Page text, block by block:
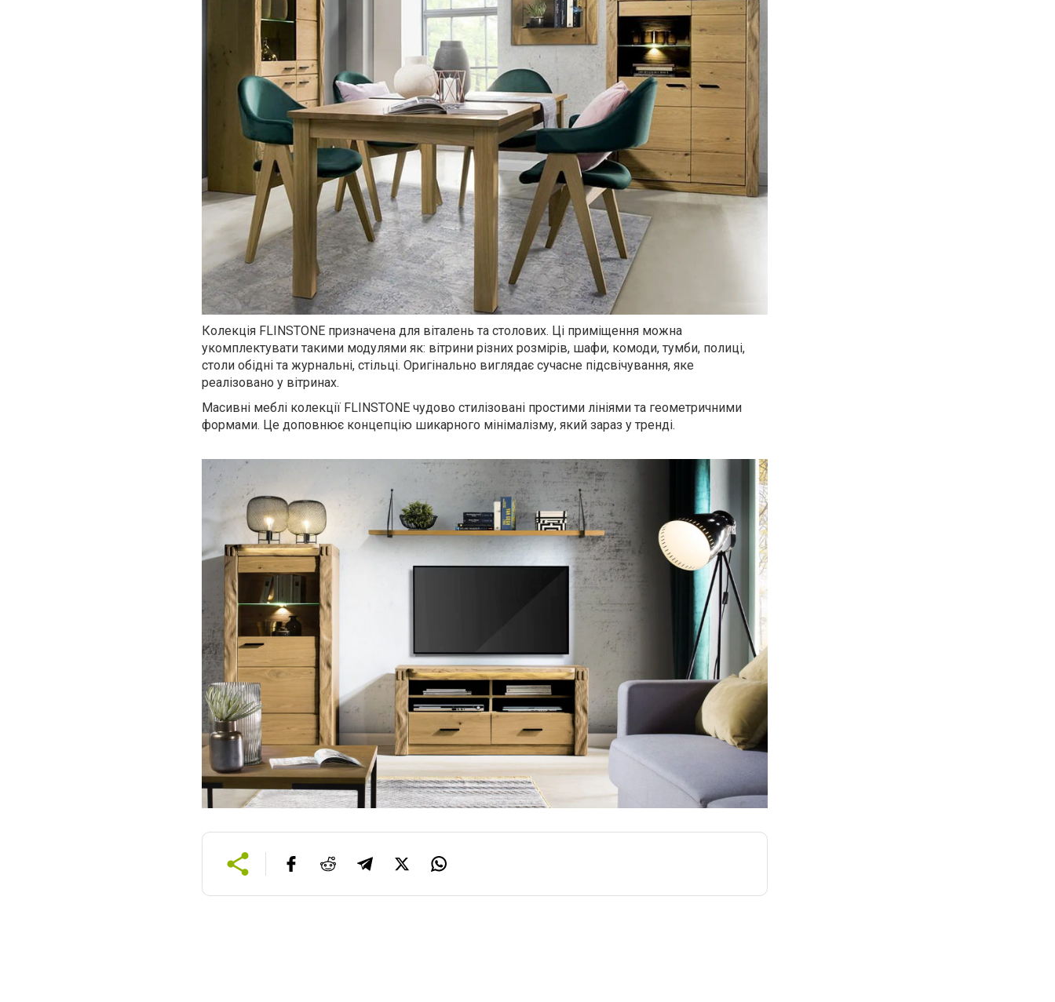
Колекція FLINSTONE призначена для віталень та столових. Ці приміщення можна
укомплектувати такими модулями як: вітрини різних розмірів, шафи, комоди, тумби, полиці,
столи обідні та журнальні, стільці. Оригінально виглядає сучасне підсвічування, яке
реалізовано у вітринах.
Масивні меблі колекції FLINSTONE чудово стилізовані простими лініями та геометричними
формами. Це доповнює концепцію шикарного мінімалізму, який зараз у тренді.